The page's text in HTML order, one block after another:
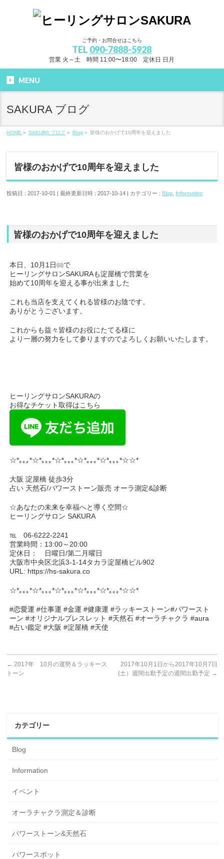
ご予約・お問合せはこちら
TEL 090-7888-5928
営業 火～土 時間 11:00〜18:00 定休日 日月
MENU
SAKURA ブログ
HOME » SAKURA ブログ » Blog » 皆様のおかげで10周年を迎えました
皆様のおかげで10周年を迎えました
投稿日 : 2017-10-01 最終更新日時 : 2017-10-14 カテゴリー : Blog Information
皆様のおかげで10周年を迎えました
本日、10月1日㈰で
ヒーリングサロンSAKURAも淀屋橋で営業を
始めて10周年を迎える事が出来ました
これも当店を支えてくれる皆様のお陰です。
ありがとうございます。
これからも益々皆様のお役にたてる様に
より一層の努力をして参りますのでよろしくお願いいたします。
ヒーリングサロンSAKURAの
お得なチケット取得はこちら
☆*｡｡｡*☆*｡｡｡*☆*｡｡｡*☆*｡｡｡*☆*｡｡｡*☆☆*
大阪 淀屋橋 徒歩3分
占い 天然石/パワーストーン販売 オーラ測定&診断
☆あなたの未来を幸福へと導く空間☆
ヒーリングサロン SAKURA
℡ 06-6222-2241
営業時間：13:00～20:00
定休日： 日曜日/第二月曜日
大阪市中央区北浜3-1-14タカラ淀屋橋ビル902
URL: https://hs-sakura.co
☆*｡｡｡*☆*｡｡｡*☆*｡｡｡*☆*｡｡｡*☆*｡｡｡*☆☆*
#恋愛運 #仕事運 #金運 #健康運 #ラッキーストーン#パワースト
ーン #オリジナルブレスレット #天然石 #オーラチャクラ #aura
#占い鑑定 #大阪 #淀屋橋 #天使
← 2017年 10月の運勢＆ラッキース
トーン
2017年10月1日から2017年10月7日
(土）週間出勤予定の週間出勤予定 →
カテゴリー
Blog
Information
イベント
オーラチャクラ測定＆診断
パワーストーン&天然石
パワースポット